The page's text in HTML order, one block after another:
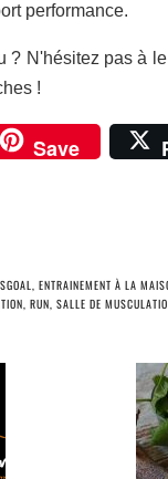
performance.
? N'hésitez pas à
!
Save
, ENTRAINEMENT À LA
, RUN, SALLE DE